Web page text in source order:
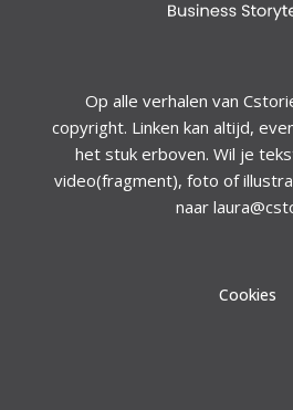
Op alle verhalen van
copyright. Linken kan altijd,
het stuk erboven. Wil je
video(fragment), foto of
naar
Cookies